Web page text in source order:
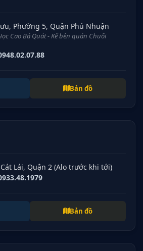
Phường 5, Quận Phú Nhuận
Cao Bá Quát - Kế bên quán Chuối
Bản đồ
Lái, Quận 2 (Alo trước khi tới)
Bản đồ